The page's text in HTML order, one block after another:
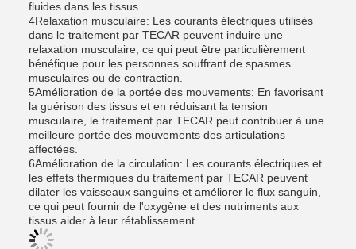
fluides dans les tissus.
4Relaxation musculaire: Les courants électriques utilisés
dans le traitement par TECAR peuvent induire une
relaxation musculaire, ce qui peut être particulièrement
bénéfique pour les personnes souffrant de spasmes
musculaires ou de contraction.
5Amélioration de la portée des mouvements: En favorisant
la guérison des tissus et en réduisant la tension
musculaire, le traitement par TECAR peut contribuer à une
meilleure portée des mouvements des articulations
affectées.
6Amélioration de la circulation: Les courants électriques et
les effets thermiques du traitement par TECAR peuvent
dilater les vaisseaux sanguins et améliorer le flux sanguin,
ce qui peut fournir de l'oxygène et des nutriments aux
tissus.aider à leur rétablissement.